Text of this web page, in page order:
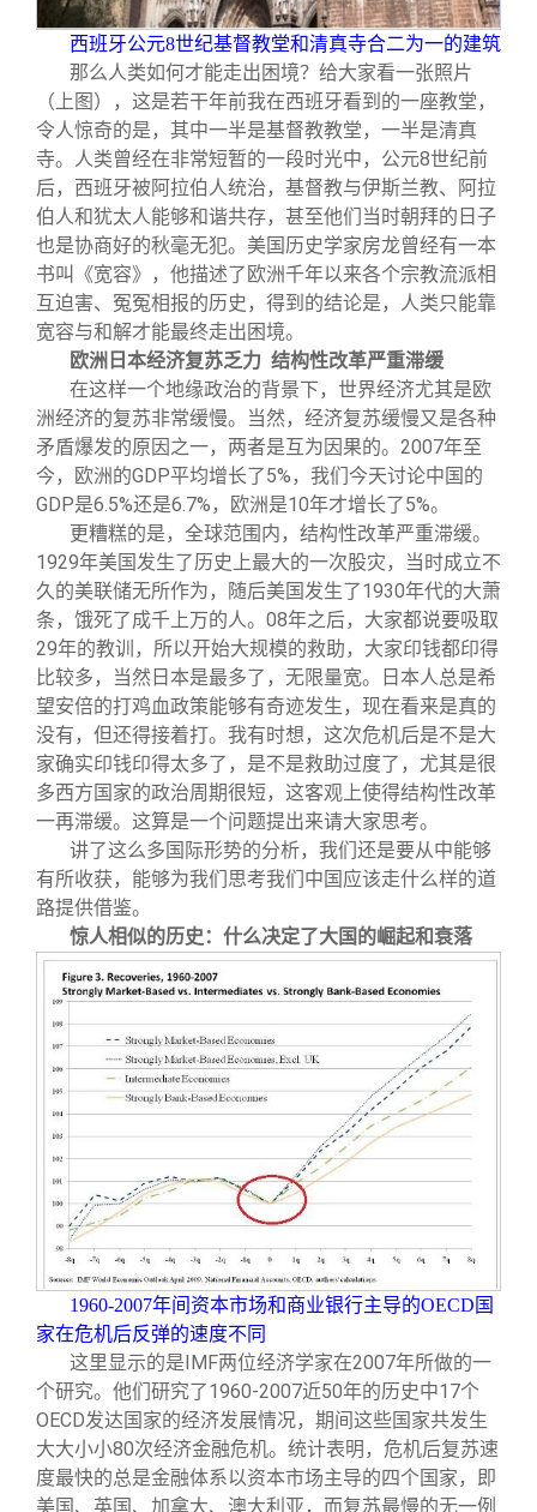
西班牙公元8世纪基督教堂和清真寺合二为一的建筑
那么人类如何才能走出困境？给大家看一张照片
（上图），这是若干年前我在西班牙看到的一座教堂，
令人惊奇的是，其中一半是基督教教堂，一半是清真
寺。人类曾经在非常短暂的一段时光中，公元8世纪前
后，西班牙被阿拉伯人统治，基督教与伊斯兰教、阿拉
伯人和犹太人能够和谐共存，甚至他们当时朝拜的日子
也是协商好的秋毫无犯。美国历史学家房龙曾经有一本
书叫《宽容》，他描述了欧洲千年以来各个宗教流派相
互迫害、冤冤相报的历史，得到的结论是，人类只能靠
宽容与和解才能最终走出困境。
欧洲日本经济复苏乏力 结构性改革严重滞缓
在这样一个地缘政治的背景下，世界经济尤其是欧
洲经济的复苏非常缓慢。当然，经济复苏缓慢又是各种
矛盾爆发的原因之一，两者是互为因果的。2007年至
今，欧洲的GDP平均增长了5%，我们今天讨论中国的
GDP是6.5%还是6.7%，欧洲是10年才增长了5%。
更糟糕的是，全球范围内，结构性改革严重滞缓。
1929年美国发生了历史上最大的一次股灾，当时成立不
久的美联储无所作为，随后美国发生了1930年代的大萧
条，饿死了成千上万的人。08年之后，大家都说要吸取
29年的教训，所以开始大规模的救助，大家印钱都印得
比较多，当然日本是最多了，无限量宽。日本人总是希
望安倍的打鸡血政策能够有奇迹发生，现在看来是真的
没有，但还得接着打。我有时想，这次危机后是不是大
家确实印钱印得太多了，是不是救助过度了，尤其是很
多西方国家的政治周期很短，这客观上使得结构性改革
一再滞缓。这算是一个问题提出来请大家思考。
讲了这么多国际形势的分析，我们还是要从中能够
有所收获，能够为我们思考我们中国应该走什么样的道
路提供借鉴。
惊人相似的历史：什么决定了大国的崛起和衰落
1960-2007年间资本市场和商业银行主导的OECD国
家在危机后反弹的速度不同
这里显示的是IMF两位经济学家在2007年所做的一
个研究。他们研究了1960-2007近50年的历史中17个
OECD发达国家的经济发展情况，期间这些国家共发生
大大小小80次经济金融危机。统计表明，危机后复苏速
度最快的总是金融体系以资本市场主导的四个国家，即
美国、英国、加拿大、澳大利亚，而复苏最慢的无一例